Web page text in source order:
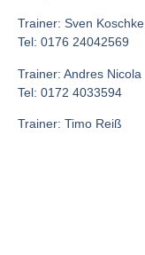
Trainer: Sven Koschke
Tel: 0176 24042569
Trainer: Andres Nicola
Tel: 0172 4033594
Trainer: Timo Reiß